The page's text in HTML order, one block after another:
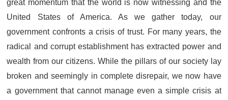
great momentum that the world is now witnessing and the
United States of America. As we gather today, our
government confronts a crisis of trust. For many years, the
radical and corrupt establishment has extracted power and
wealth from our citizens. While the pillars of our society lay
broken and seemingly in complete disrepair, we now have
a government that cannot manage even a simple crisis at